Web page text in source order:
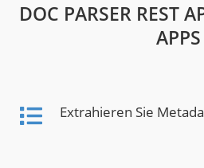
DOC PARSER REST
APPS
Extrahieren Sie